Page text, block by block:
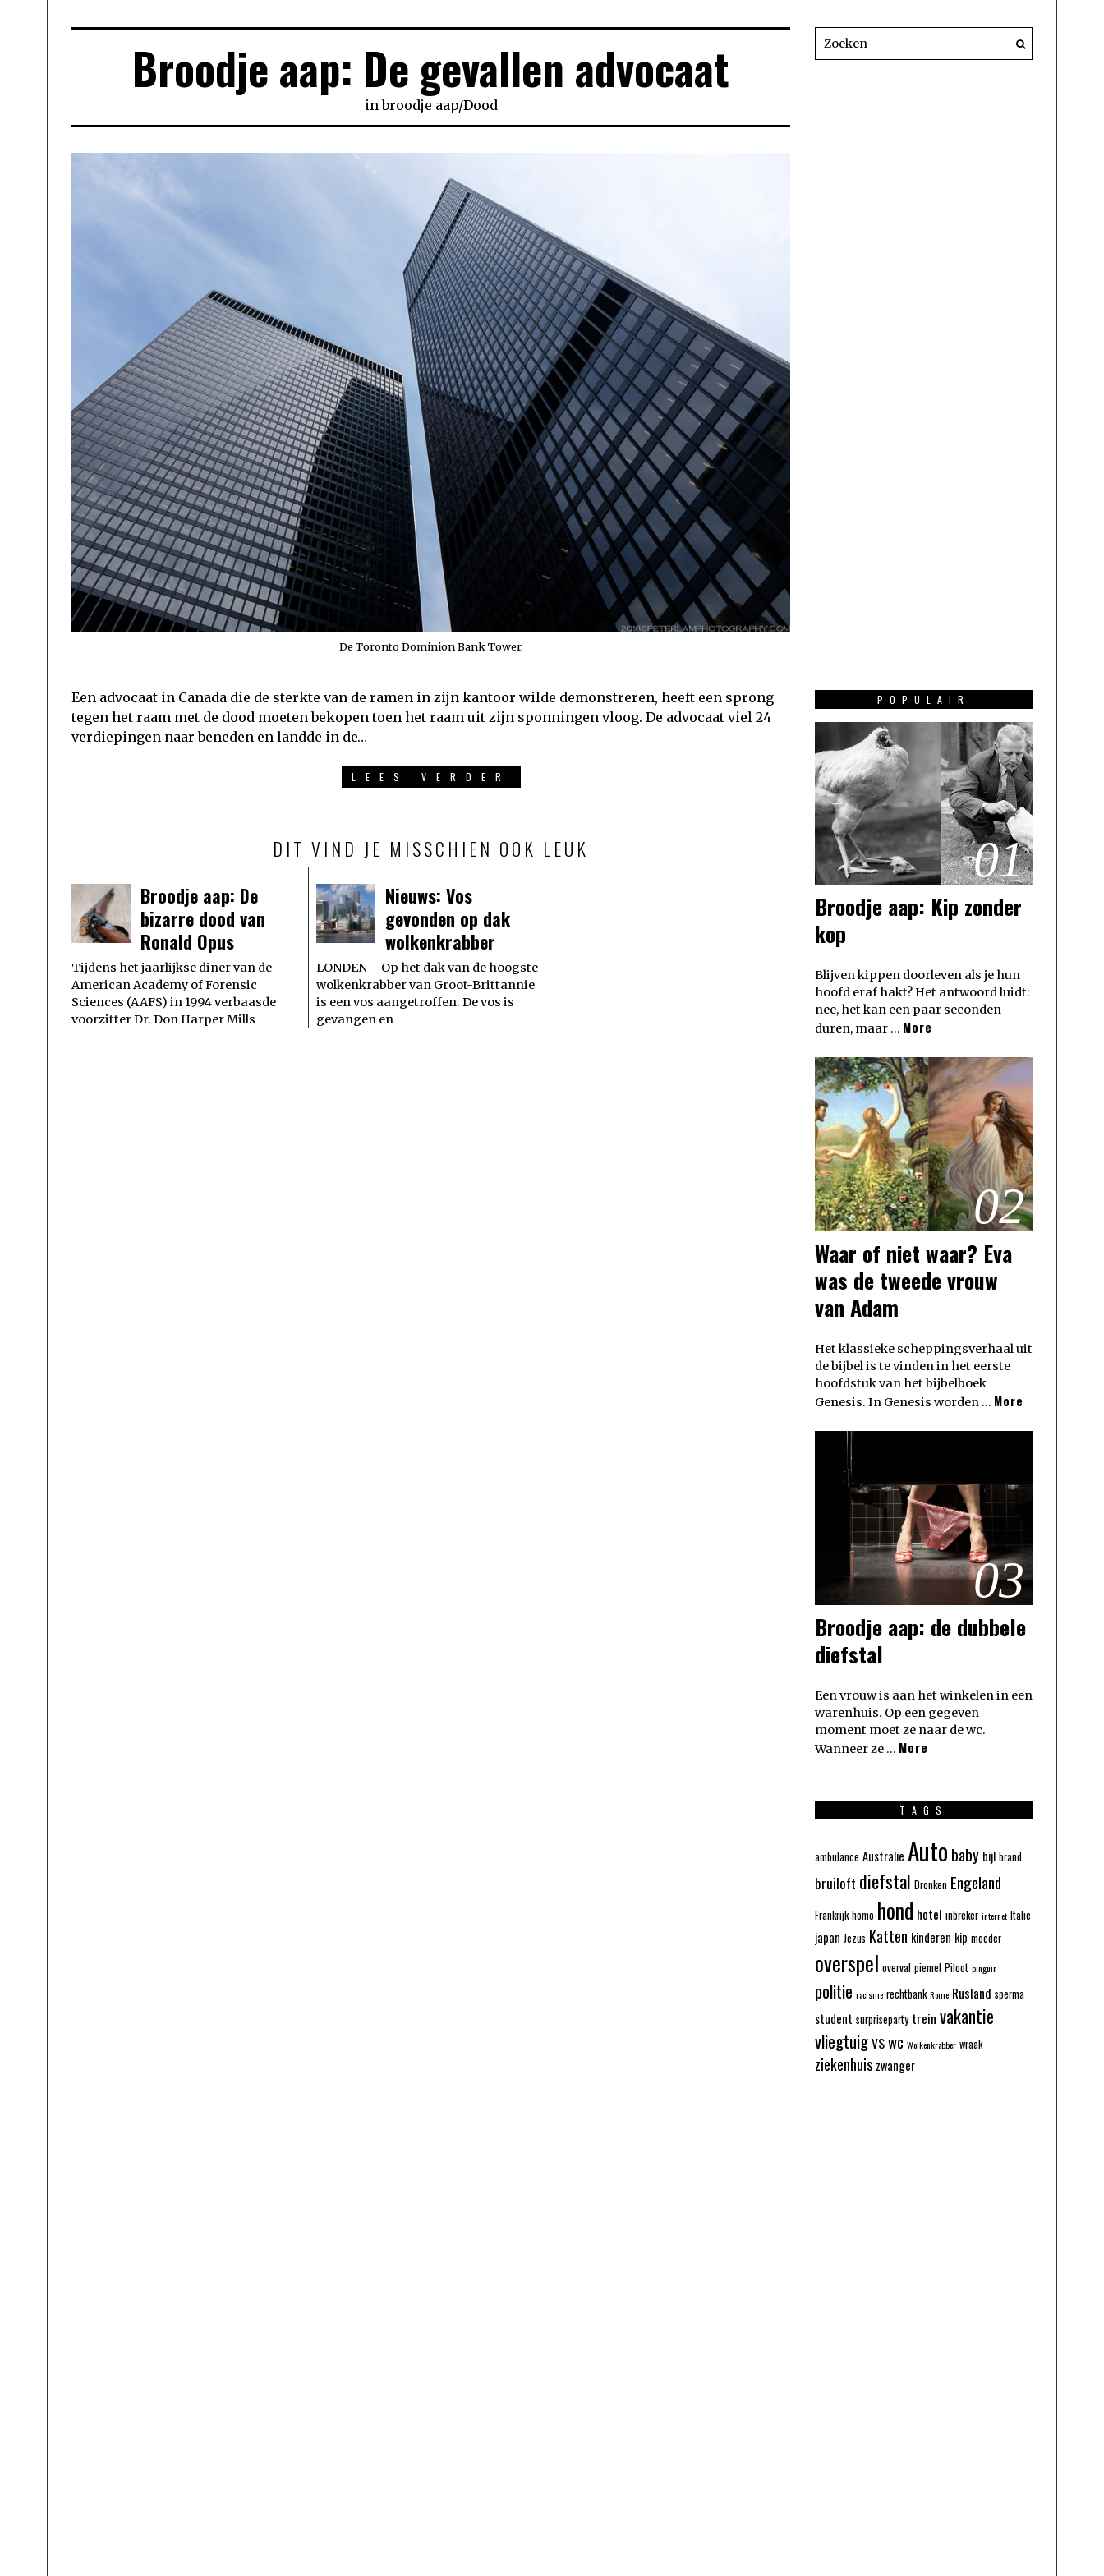
Broodje aap: De gevallen advocaat
in broodje aap/Dood
De Toronto Dominion Bank Tower.
Een advocaat in Canada die de sterkte van de ramen in zijn kantoor wilde demonstreren, heeft een sprong
tegen het raam met de dood moeten bekopen toen het raam uit zijn sponningen vloog. De advocaat viel 24
verdiepingen naar beneden en landde in de…
LEES VERDER
DIT VIND JE MISSCHIEN OOK LEUK
Broodje aap: De
bizarre dood van
Ronald Opus
Tijdens het jaarlijkse diner van de
American Academy of Forensic
Sciences (AAFS) in 1994 verbaasde
voorzitter Dr. Don Harper Mills
Nieuws: Vos
gevonden op dak
wolkenkrabber
LONDEN – Op het dak van de hoogste
wolkenkrabber van Groot-Brittannie
is een vos aangetroffen. De vos is
gevangen en
POPULAIR
01
Broodje aap: Kip zonder
kop
Blijven kippen doorleven als je hun
hoofd eraf hakt? Het antwoord luidt:
nee, het kan een paar seconden
duren, maar … More
02
Waar of niet waar? Eva
was de tweede vrouw
van Adam
Het klassieke scheppingsverhaal uit
de bijbel is te vinden in het eerste
hoofdstuk van het bijbelboek
Genesis. In Genesis worden … More
03
Broodje aap: de dubbele
diefstal
Een vrouw is aan het winkelen in een
warenhuis. Op een gegeven
moment moet ze naar de wc.
Wanneer ze … More
TAGS
ambulance Australie Auto baby bijl brand
bruiloft diefstal Dronken Engeland
Frankrijk homo hond hotel inbreker internet Italie
japan Jezus Katten kinderen kip moeder
overspel overval piemel Piloot pinguin
politie racisme rechtbank Rome Rusland sperma
student surpriseparty trein vakantie
vliegtuigVSwc Wolkenkrabber wraak
ziekenhuis zwanger